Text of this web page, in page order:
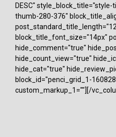
DESC"
thumb-280-376"
block_title_font_size="14px"
hide_comment="true"
hide_count_view="true"
hide_cat="true"
block_id="penci_grid_1-
custom_markup_1=""][/